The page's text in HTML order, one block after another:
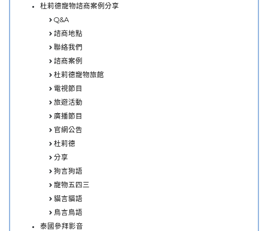
杜莉德寵物諮商案例分享
Q&A
諮商地點
聯絡我們
諮商案例
杜莉德寵物旅館
電視節目
旅遊活動
廣播節目
官網公告
杜莉德
分享
狗言狗語
寵物五四三
貓言貓語
鳥言鳥語
泰國參拜影音